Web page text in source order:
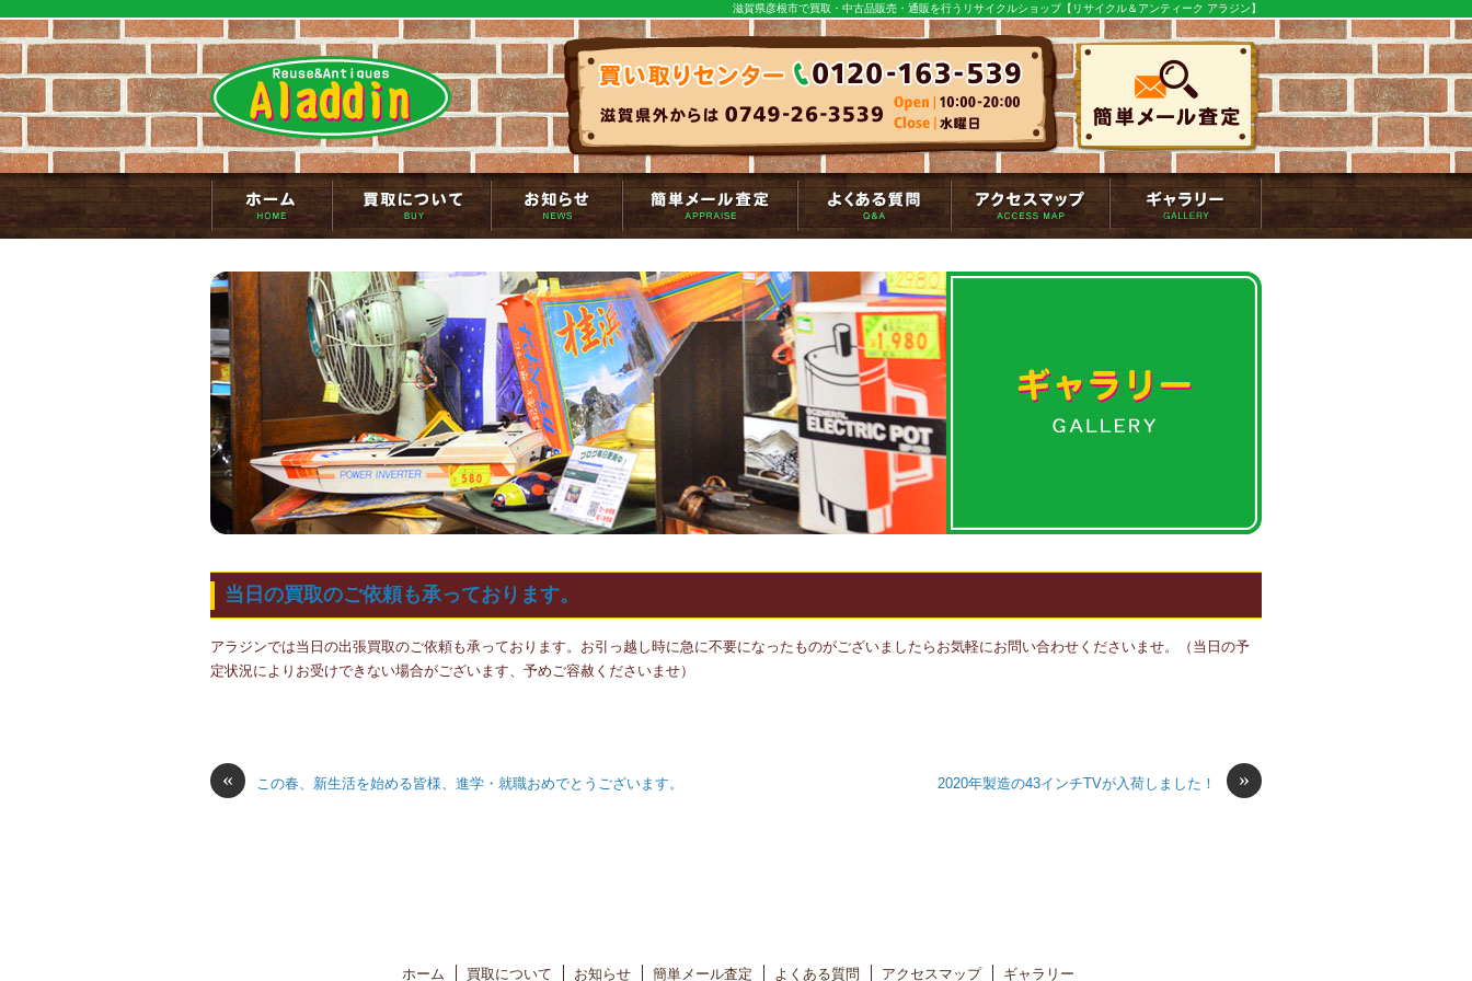
滋賀県彦根市で買取・中古品販売・通販を行うリサイクルショップ【リサイクル＆アンティーク アラジン】
当日の買取のご依頼も承っております。
アラジンでは当日の出張買取のご依頼も承っております。お引っ越し時に急に不要になったものがございましたらお気軽にお問い合わせくださいませ。（当日の予
定状況によりお受けできない場合がございます、予めご容赦くださいませ）
« この春、新生活を始める皆様、進学・就職おめでとうございます。 »
2020年製造の43インチTVが入荷しました！
ホーム 買取について お知らせ 簡単メール査定 よくある質問 アクセスマップ ギャラリー